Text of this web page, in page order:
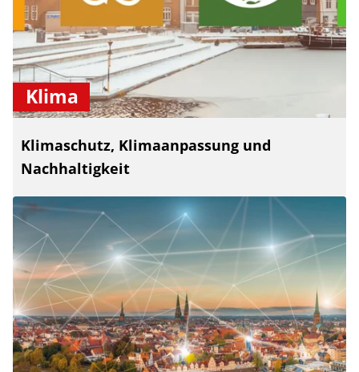
Klima
Klimaschutz, Klimaanpassung und
Nachhaltigkeit